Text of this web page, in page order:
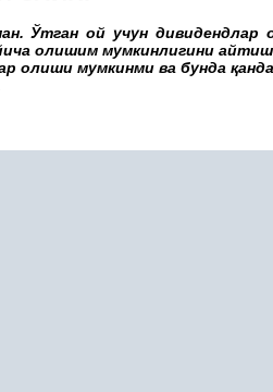
Ўтган ой учун
олишим мумкинлигини
олиши мумкинми ва бунда қ